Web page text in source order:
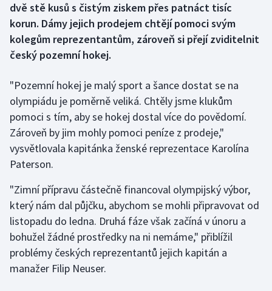
Box
Curling
Dostihy
Florbal
Futsal
Golf
Gymnastika
Házená
Jezdectví
dvě stě kusů s čistým ziskem přes patnáct tisíc
korun. Dámy jejich prodejem chtějí pomoci svým
kolegům reprezentantům, zároveň si přejí zviditelnit
český pozemní hokej.
"Pozemní hokej je malý sport a šance dostat se na
olympiádu je poměrně veliká. Chtěly jsme klukům
pomoci s tím, aby se hokej dostal více do povědomí.
Zároveň by jim mohly pomoci peníze z prodeje,"
vysvětlovala kapitánka ženské reprezentace Karolína
Paterson.
"Zimní přípravu částečně financoval olympijský výbor,
který nám dal půjčku, abychom se mohli připravovat od
listopadu do ledna. Druhá fáze však začíná v únoru a
bohužel žádné prostředky na ni nemáme," přiblížil
problémy českých reprezentantů jejich kapitán a
manažer Filip Neuser.